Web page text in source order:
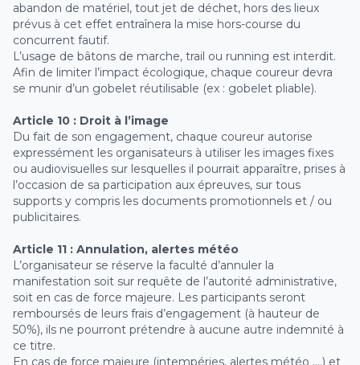
abandon de matériel, tout jet de déchet, hors des lieux
prévus à cet effet entraînera la mise hors-course du
concurrent fautif.
L’usage de bâtons de marche, trail ou running est interdit.
Afin de limiter l’impact écologique, chaque coureur devra
se munir d’un gobelet réutilisable (ex : gobelet pliable).
Article 10 : Droit à l’image
Du fait de son engagement, chaque coureur autorise
expressément les organisateurs à utiliser les images fixes
ou audiovisuelles sur lesquelles il pourrait apparaître, prises à
l’occasion de sa participation aux épreuves, sur tous
supports y compris les documents promotionnels et / ou
publicitaires.
Article 11 : Annulation, alertes météo
L’organisateur se réserve la faculté d’annuler la
manifestation soit sur requête de l’autorité administrative,
soit en cas de force majeure. Les participants seront
remboursés de leurs frais d’engagement (à hauteur de
50%), ils ne pourront prétendre à aucune autre indemnité à
ce titre.
En cas de force majeure (intempéries, alertes météo ….) et